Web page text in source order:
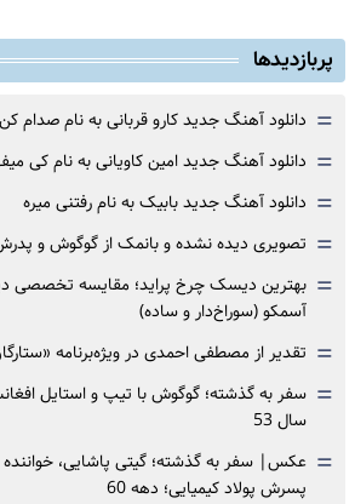
پربازدیدها
= دانلود آهنگ جدید کارو قربانی به نام صدام کن
= دانلود آهنگ جدید امین کاویانی به نام کی
= دانلود آهنگ جدید بابیک به نام رفتنی میره
= تصویری دیده نشده و بانمک از گوگوش و
= بهترین دیسک چرخ پراید؛ مقایسه تخصصی
آسمکو (سوراخ‌دار و ساده)
= تقدیر از مصطفی احمدی در ویژه‌برنامه
=
سال 53
= عکس| سفر به گذشته؛ گیتی پاشایی، خواننده
پسرش پولاد کیمیایی؛ دهه 60